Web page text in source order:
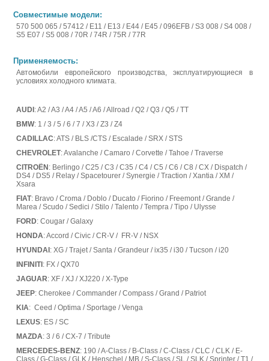
Совместимые модели:
570 500 065 / 57412 / E11 / E13 / E44 / E45 / 096EFB / S3 008 / S4 008 /
S5 E07 / S5 008 / 70R / 74R / 75R / 77R
Применяемость:
Автомобили европейского производства, эксплуатирующиеся в
условиях холодного климата.
AUDI : A2 / A3 / A4 / A5 / A6 / Allroad / Q2 / Q3 / Q5 / TT
BMW: 1 / 3 / 5 / 6 / 7 / X3 / Z3 / Z4
CADILLAC: ATS / BLS /CTS / Escalade / SRX / STS
CHEVROLET: Avalanche / Camaro / Corvette / Tahoe / Traverse
CITROËN : Berlingo / C25 / C3 / C35 / C4 / C5 / C6 / C8 / CX / Dispatch /
DS4 / DS5 / Relay / Spacetourer / Synergie / Traction / Xantia / XM /
Xsara
FIAT: Bravo / Croma / Doblo / Ducato / Fiorino / Freemont / Grande /
Marea / Scudo / Sedici / Stilo / Talento / Tempra / Tipo / Ulysse
FORD: Cougar / Galaxy
HONDA: Accord / Civic / CR-V / FR-V / NSX
HYUNDAI : XG / Trajet / Santa / Grandeur / ix35 / i30 / Tucson / i20
INFINITI : FX / QX70
JAGUAR: XF / XJ / XJ220 / X-Type
JEEP: Cherokee / Commander / Compass / Grand / Patriot
KIA: Ceed / Optima / Sportage / Venga
LEXUS: ES / SC
MAZDA: 3 / 6 / CX-7 / Tribute
MERCEDES-BENZ: 190 / A-Class / B-Class / C-Class / CLC / CLK / E-
Class / G-Class / GLK / Henschel / MB / S-Class / SL / SLK / Sprinter / T1 /